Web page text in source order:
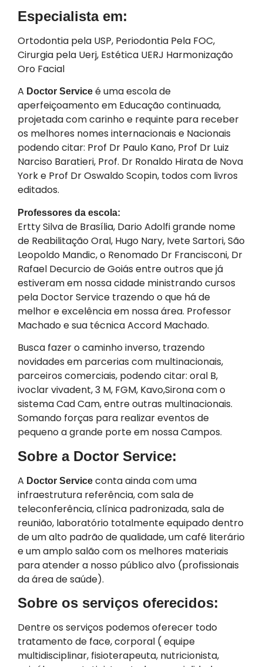
Especialista em:
Ortodontia pela USP, Periodontia Pela FOC,
Cirurgia pela Uerj, Estética UERJ Harmonização
Oro Facial
A Doctor Service é uma escola de
aperfeiçoamento em Educação continuada,
projetada com carinho e requinte para receber
os melhores nomes internacionais e Nacionais
podendo citar: Prof Dr Paulo Kano, Prof Dr Luiz
Narciso Baratieri, Prof. Dr Ronaldo Hirata de Nova
York e Prof Dr Oswaldo Scopin, todos com livros
editados.
Professores da escola:
Ertty Silva de Brasília, Dario Adolfi grande nome
de Reabilitação Oral, Hugo Nary, Ivete Sartori, São
Leopoldo Mandic, o Renomado Dr Francisconi, Dr
Rafael Decurcio de Goiás entre outros que já
estiveram em nossa cidade ministrando cursos
pela Doctor Service trazendo o que há de
melhor e excelência em nossa área. Professor
Machado e sua técnica Accord Machado.
Busca fazer o caminho inverso, trazendo
novidades em parcerias com multinacionais,
parceiros comerciais, podendo citar: oral B,
ivoclar vivadent, 3 M, FGM, Kavo,Sirona com o
sistema Cad Cam, entre outras multinacionais.
Somando forças para realizar eventos de
pequeno a grande porte em nossa Campos.
Sobre a Doctor Service:
A Doctor Service conta ainda com uma
infraestrutura referência, com sala de
teleconferência, clínica padronizada, sala de
reunião, laboratório totalmente equipado dentro
de um alto padrão de qualidade, um café literário
e um amplo salão com os melhores materiais
para atender a nosso público alvo (profissionais
da área de saúde).
Sobre os serviços oferecidos:
Dentre os serviços podemos oferecer todo
tratamento de face, corporal ( equipe
multidisciplinar, fisioterapeuta, nutricionista,